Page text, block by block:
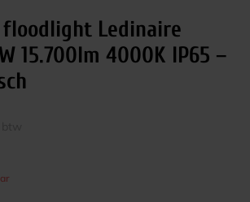
floodlight Ledinaire
15.700lm 4000K IP65 –